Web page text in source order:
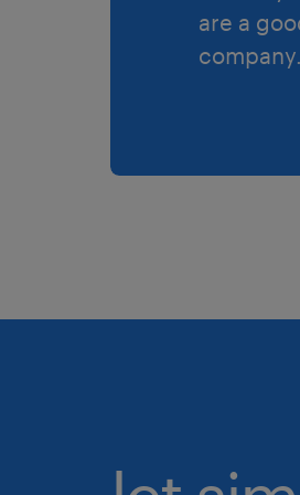
are a
company.